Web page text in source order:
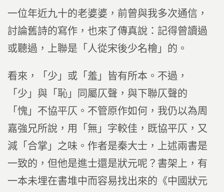
一位年近九十的老婆婆，前曾與我多次通信，
討論舊詩的寫作，也來了傳真說：記得曾讀過
或聽過，上聯是「人從宋後少名檜」的。
看來，「少」或「羞」皆有所本。不過，
「少」與「恥」同屬仄聲，與下聯仄聲的
「愧」不協平仄。不管原作如何，我仍以為周
嘉強兄所說，用「無」字較佳，既協平仄，又
減「合掌」之味。作者是秦大士，上述兩書是
一致的，但他是進士還是狀元呢？書架上，有
一本未埋在書堆中而容易找出來的《中國狀元